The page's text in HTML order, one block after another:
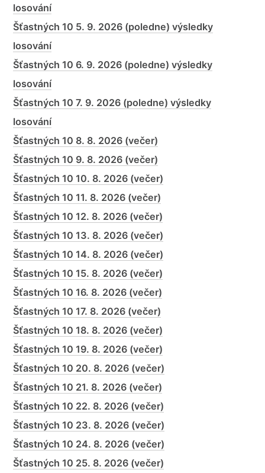
losování
Šťastných 10 5. 9. 2026 (poledne) výsledky
losování
Šťastných 10 6. 9. 2026 (poledne) výsledky
losování
Šťastných 10 7. 9. 2026 (poledne) výsledky
losování
Šťastných 10 8. 8. 2026 (večer)
Šťastných 10 9. 8. 2026 (večer)
Šťastných 10 10. 8. 2026 (večer)
Šťastných 10 11. 8. 2026 (večer)
Šťastných 10 12. 8. 2026 (večer)
Šťastných 10 13. 8. 2026 (večer)
Šťastných 10 14. 8. 2026 (večer)
Šťastných 10 15. 8. 2026 (večer)
Šťastných 10 16. 8. 2026 (večer)
Šťastných 10 17. 8. 2026 (večer)
Šťastných 10 18. 8. 2026 (večer)
Šťastných 10 19. 8. 2026 (večer)
Šťastných 10 20. 8. 2026 (večer)
Šťastných 10 21. 8. 2026 (večer)
Šťastných 10 22. 8. 2026 (večer)
Šťastných 10 23. 8. 2026 (večer)
Šťastných 10 24. 8. 2026 (večer)
Šťastných 10 25. 8. 2026 (večer)